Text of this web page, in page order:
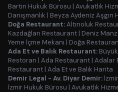
Bartın Hukuk Bürosu | Avukatlık
Danışmanlık | Beyza Aydeniz Aşgın
Doğa Restaurant:Altınoluk
Kazdağları Restaurant | Deniz
Yeme İçme Mekanı | Doğa
Ada Et ve Balık Restaurant:
Restoran | Ada Restaurant | Adalar
Restaurant | Ada Et ve Balık Harita
Demir Legal - Av. Diyar Demir:
İzmir Hukuk Bürosu | Avukatlık